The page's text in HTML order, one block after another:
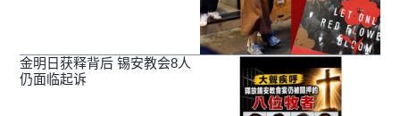
金明日获释背后 锡安教会8人
仍面临起诉